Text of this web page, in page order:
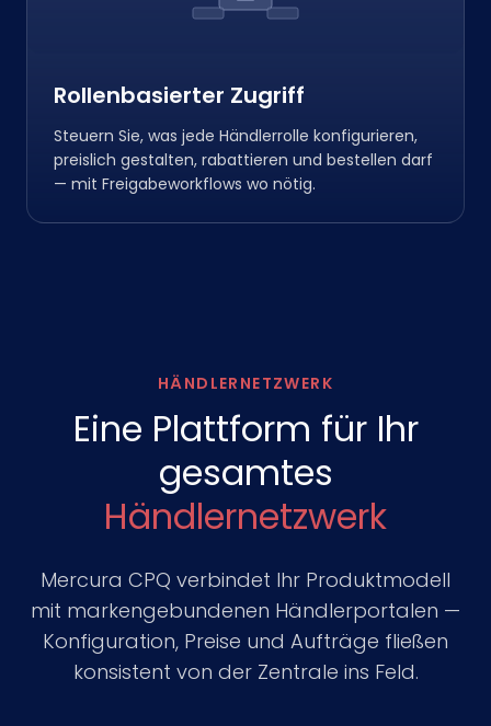
Rollenbasierter Zugriff
Steuern Sie, was jede Händlerrolle konfigurieren,
preislich gestalten, rabattieren und bestellen darf
— mit Freigabeworkflows wo nötig.
HÄNDLERNETZWERK
Eine Plattform für Ihr
gesamtes
Händlernetzwerk
Mercura CPQ verbindet Ihr Produktmodell
mit markengebundenen Händlerportalen —
Konfiguration, Preise und Aufträge fließen
konsistent von der Zentrale ins Feld.